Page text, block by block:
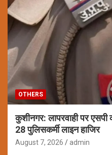
OTHERS
कुशीनगर: लापरवाही पर
28 पुलिसकर्मी लाइन हाजिर
August 7, 2026 admin